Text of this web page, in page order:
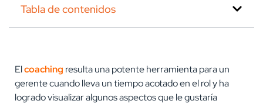
Tabla de contenidos
Elcoaching resulta una potente herramienta para un
gerente cuando lleva un tiempo acotado en el rol y ha
logrado visualizar algunos aspectos que le gustaría